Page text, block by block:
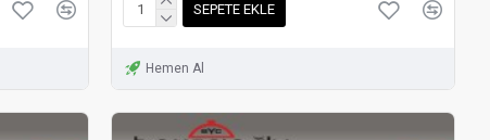
SEPETE EKLE
Hemen Al